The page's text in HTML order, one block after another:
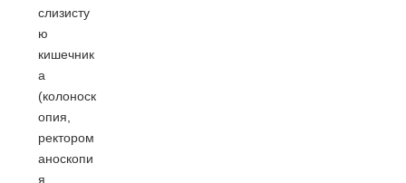
слизисту
ю
кишечник
а
(колоноск
опия,
ректором
аноскопи
я,